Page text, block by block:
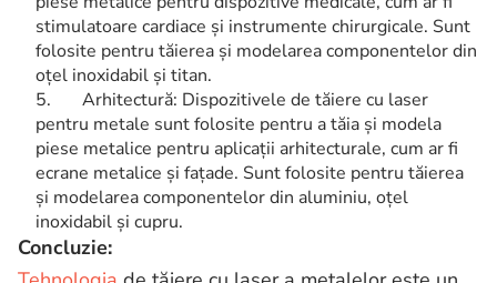
stimulatoare cardiace și instrumente chirurgicale. Sunt
folosite pentru tăierea și modelarea componentelor din
oțel inoxidabil și titan.
Arhitectură: Dispozitivele de tăiere cu laser
pentru metale sunt folosite pentru a tăia și modela
piese metalice pentru aplicații arhitecturale, cum ar fi
ecrane metalice și fațade. Sunt folosite pentru tăierea
și modelarea componentelor din aluminiu, oțel
inoxidabil și cupru.
Concluzie: